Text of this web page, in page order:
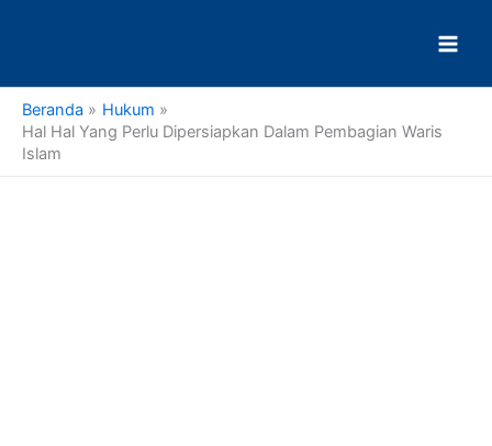
Beranda
Hukum
Hal Hal Yang Perlu Dipersiapkan Dalam Pembagian Waris
Islam